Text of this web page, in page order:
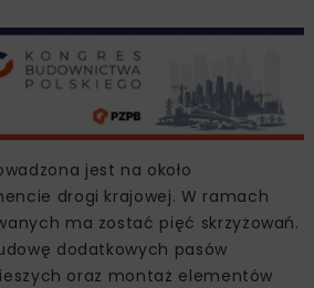
jest na około
drogi krajowej. W ramach
ma zostać pięć skrzyżowań.
dodatkowych pasów
oraz montaż elementów